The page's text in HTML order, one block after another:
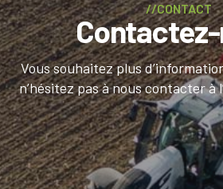
//CONTACT
Vous souhaitez plus
n’hésitez pas à nous contacter à